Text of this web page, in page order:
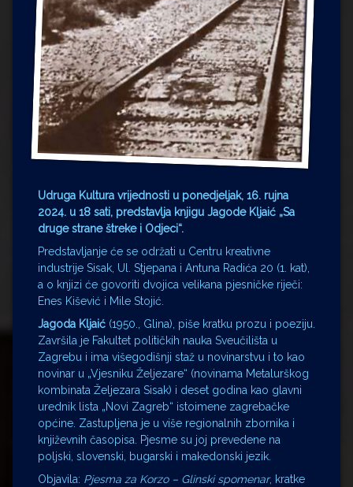
Udruga Kultura vrijednosti u ponedjeljak, 16. rujna
2024. u 18 sati, predstavlja knjigu Jagode Kljaić „Sa
druge strane štreke i Odjeci“.
Predstavljanje će se održati u Centru kreativne
industrije Sisak, Ul. Stjepana i Antuna Radića 20 (1. kat),
a o knjizi će govoriti dvojica velikana pjesničke riječi:
Enes Kišević i Mile Stojić.
Jagoda Kljaić (1950., Glina), piše kratku prozu i poeziju.
Završila je Fakultet političkih nauka Sveučilišta u
Zagrebu i ima višegodišnji staž u novinarstvu i to kao
novinar u „Vjesniku Željezare“ (novinama Metalurškog
kombinata Željezara Sisak) i deset godina kao glavni
urednik lista „Novi Zagreb“ istoimene zagrebačke
općine. Zastupljena je u više regionalnih zbornika i
književnih časopisa. Pjesme su joj prevedene na
poljski, slovenski, bugarski i makedonski jezik.
Objavila: Pjesma za Korzo – Glinski spomenar, kratke